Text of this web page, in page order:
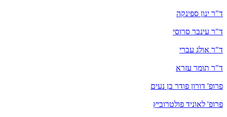
ד"ר ינון ספינקה
ד"ר עינבר סרוסי
ד"ר אולג עברי
ד"ר תומר עזרא
פרופ' דורון פודר בן נעים
פרופ' לאוניד פולטרוביץ